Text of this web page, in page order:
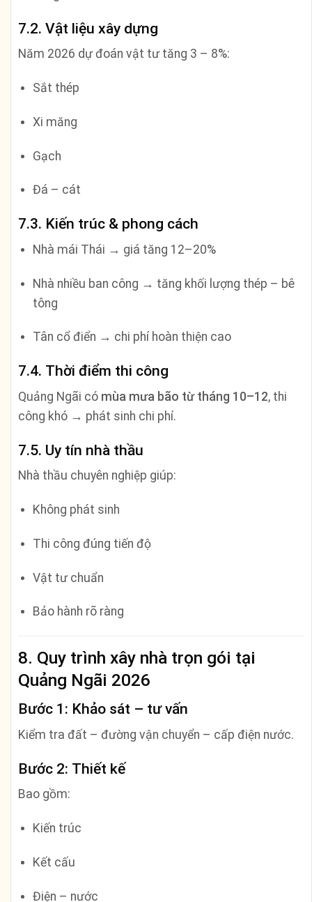
7.2. Vật liệu xây dựng
Năm 2026 dự đoán vật tư tăng 3 – 8%:
Sắt thép
Xi măng
Gạch
Đá – cát
7.3. Kiến trúc & phong cách
Nhà mái Thái → giá tăng 12–20%
Nhà nhiều ban công → tăng khối lượng thép – bê
tông
Tân cổ điển → chi phí hoàn thiện cao
7.4. Thời điểm thi công
Quảng Ngãi có mùa mưa bão từ tháng 10–12, thi
công khó → phát sinh chi phí.
7.5. Uy tín nhà thầu
Nhà thầu chuyên nghiệp giúp:
Không phát sinh
Thi công đúng tiến độ
Vật tư chuẩn
Bảo hành rõ ràng
8. Quy trình xây nhà trọn gói tại
Quảng Ngãi 2026
Bước 1: Khảo sát – tư vấn
Kiểm tra đất – đường vận chuyển – cấp điện nước.
Bước 2: Thiết kế
Bao gồm:
Kiến trúc
Kết cấu
Điện – nước